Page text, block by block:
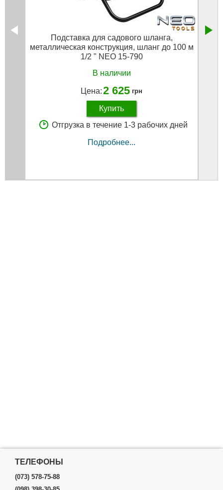
Подставка для садового шланга,
металлическая конструкция, шланг до 100 м
1/2 " NEO 15-790
В наличии
Цена:2 625 грн
Купить
Отгрузка в течение 1-3 рабочих дней
Подробнее...
ТЕЛЕФОНЫ
(073) 578-75-88